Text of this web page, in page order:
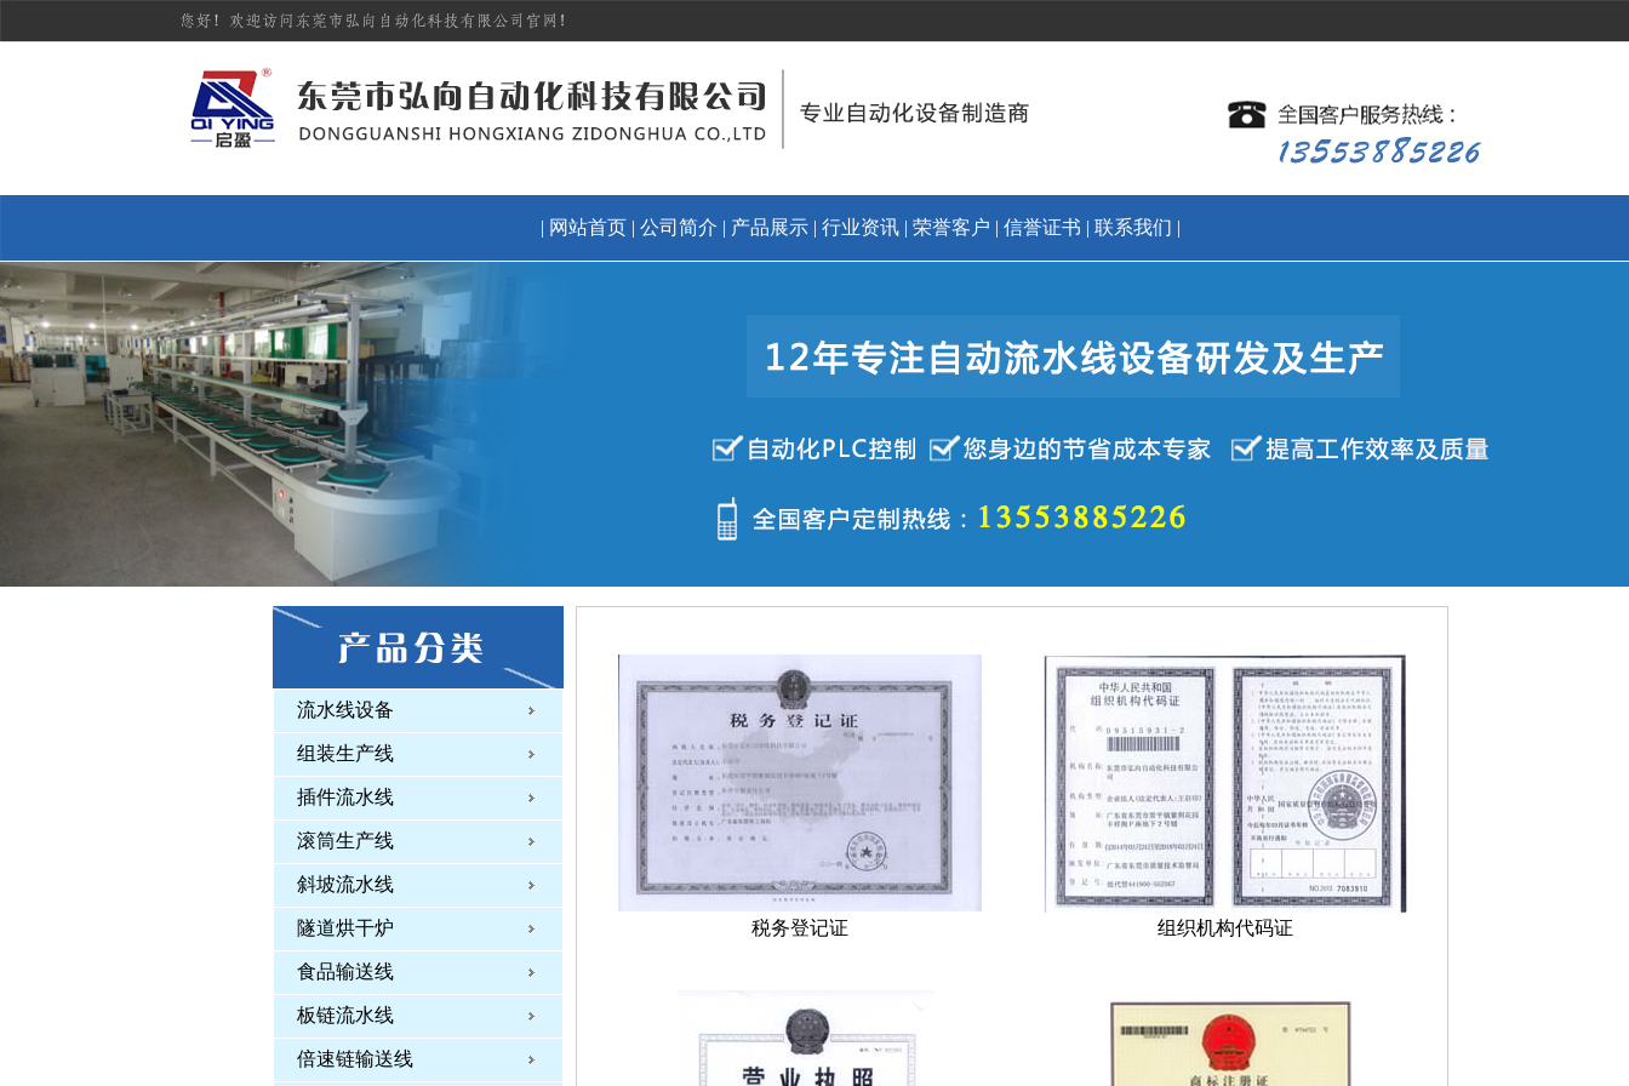
| 网站首页 | 公司简介 | 产品展示 | 行业资讯 | 荣誉客户 | 信誉证书 | 联系我们 |
流水线设备
组装生产线
插件流水线
滚筒生产线
斜坡流水线
隧道烘干炉
食品输送线
板链流水线
倍速链输送线
税务登记证 组织机构代码证